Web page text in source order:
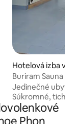
Hotelová izba v
Buriram Sauna a
Jedinečné
Súkromné, tiché,